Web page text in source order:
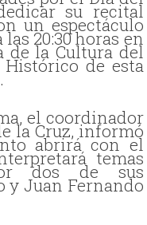
su recital
un espectáculo
20:30 horas en
de la Cultura del
Histórico de esta
el coordinador
la Cruz, informó
abrirá con el
temas
dos de sus
y Juan Fernando